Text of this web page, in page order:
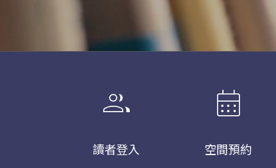
group
讀者登入
calendar_month
空間預約